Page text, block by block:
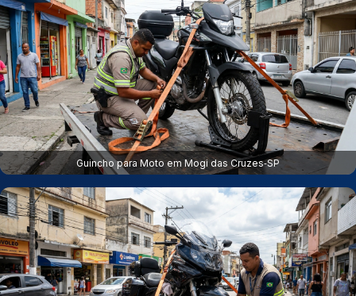
Guincho para Moto em Mogi das Cruzes‑SP